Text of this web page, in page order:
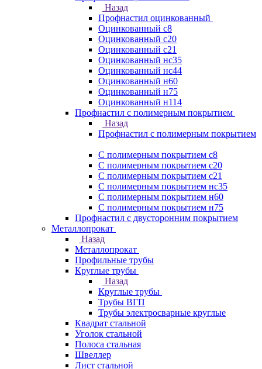
Назад
Профнастил оцинкованный
Оцинкованный с8
Оцинкованный с20
Оцинкованный с21
Оцинкованный нс35
Оцинкованный нс44
Оцинкованный н60
Оцинкованный н75
Оцинкованный н114
Профнастил с полимерным покрытием
Назад
Профнастил с полимерным покрытием
С полимерным покрытием с8
С полимерным покрытием с20
С полимерным покрытием с21
С полимерным покрытием нс35
С полимерным покрытием н60
С полимерным покрытием н75
Профнастил с двусторонним покрытием
Металлопрокат
Назад
Металлопрокат
Профильные трубы
Круглые трубы
Назад
Круглые трубы
Трубы ВГП
Трубы электросварные круглые
Квадрат стальной
Уголок стальной
Полоса стальная
Швеллер
Лист стальной